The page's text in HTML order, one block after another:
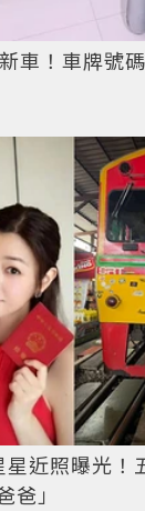
車！車牌號
近照曝光！
爸」